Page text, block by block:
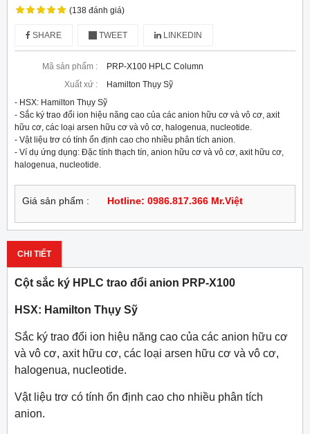
(138 đánh giá)
SHARE TWEET LINKEDIN
Mã sản phẩm :
PRP-X100 HPLC Column
Xuất xứ :
Hamilton Thụy Sỹ
- HSX: Hamilton Thụy Sỹ
- Sắc ký trao đổi ion hiệu năng cao của các anion hữu cơ và vô cơ, axit
hữu cơ, các loại arsen hữu cơ và vô cơ, halogenua, nucleotide.
- Vật liệu trơ có tính ổn định cao cho nhiều phân tích anion.
- Ví dụ ứng dụng: Đặc tính thạch tín, anion hữu cơ và vô cơ, axit hữu cơ,
halogenua, nucleotide.
Giá sản phẩm : Hotline: 0986.817.366 Mr.Việt
CHI TIẾT
Cột sắc ký HPLC trao đổi anion PRP-X100
HSX: Hamilton Thụy Sỹ
Sắc ký trao đổi ion hiệu năng cao của các anion hữu cơ
và vô cơ, axit hữu cơ, các loại arsen hữu cơ và vô cơ,
halogenua, nucleotide.
Vật liệu trơ có tính ổn định cao cho nhiều phân tích
anion.